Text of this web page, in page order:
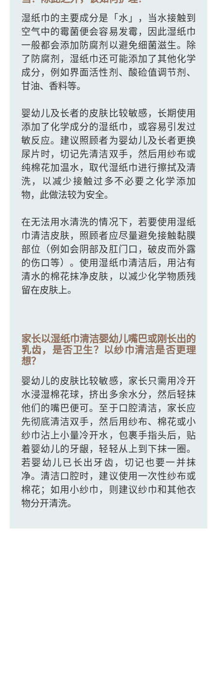
湿纸巾的主要成分是「水」，当水接触到
空气中的霉菌便会容易发霉，因此湿纸巾
一般都会添加防腐剂以避免细菌滋生。除
了防腐剂，湿纸巾还可能添加了其他化学
成分，例如界面活性剂、酸硷值调节剂、
甘油、香料等。
婴幼儿及长者的皮肤比较敏感，长期使用
添加了化学成分的湿纸巾，或容易引发过
敏反应。建议照顾者为婴幼儿及长者更换
尿片时，切记先清洁双手，然后用纱布或
纯棉花加温水，取代湿纸巾进行擦拭及清
洗，以减少接触过多不必要之化学添加
物，此做法较为安全。
在无法用水清洗的情况下，若要使用湿纸
巾清洁皮肤，照顾者应尽量避免接触黏膜
部位（例如会阴部及肛门口，破皮而外露
的伤口等）。使用湿纸巾清洁后，用沾有
清水的棉花抹净皮肤，以减少化学物质残
留在皮肤上。
家长以湿纸巾清洁婴幼儿嘴巴或刚长出的
乳齿，是否卫生？以纱巾清洁是否更理
想？
婴幼儿的皮肤比较敏感，家长只需用冷开
水浸湿棉花球，挤出多余水分，然后轻抹
他们的嘴巴便可。至于口腔清洁，家长应
先彻底清洁双手，然后用纱布、棉花或小
纱巾沾上小量冷开水，包裹手指头后，贴
着婴幼儿的牙龈，轻轻从上到下抹一圈。
若婴幼儿已长出牙齿，切记也要一并抹
净。清洁口腔时，建议使用一次性纱布或
棉花；如用小纱巾，则建议纱巾和其他衣
物分开清洗。